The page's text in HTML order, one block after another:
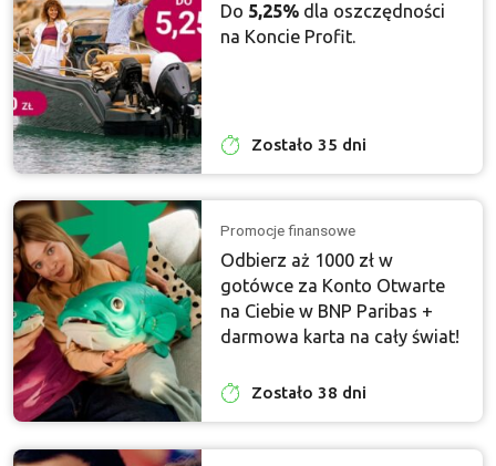
Do 5,25% dla oszczędności
na Koncie Profit.
Zostało 35 dni
Promocje finansowe
Odbierz aż 1000 zł w
gotówce za Konto Otwarte
na Ciebie w BNP Paribas +
darmowa karta na cały świat!
Zostało 38 dni